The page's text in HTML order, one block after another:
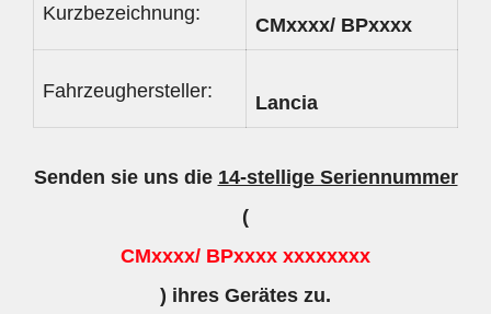
Kurzbezeichnung:
CMxxxx/ BPxxxx
Fahrzeughersteller:
Lancia
Senden sie uns die 14-stellige Seriennummer
(
CMxxxx/ BPxxxx xxxxxxxx
) ihres Gerätes zu.